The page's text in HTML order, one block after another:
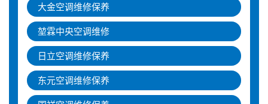
大金空调维修保养
堃霖中央空调维修
日立空调维修保养
东元空调维修保养